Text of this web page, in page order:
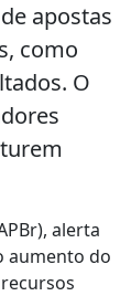
apostas
como
O
alerta
aumento do